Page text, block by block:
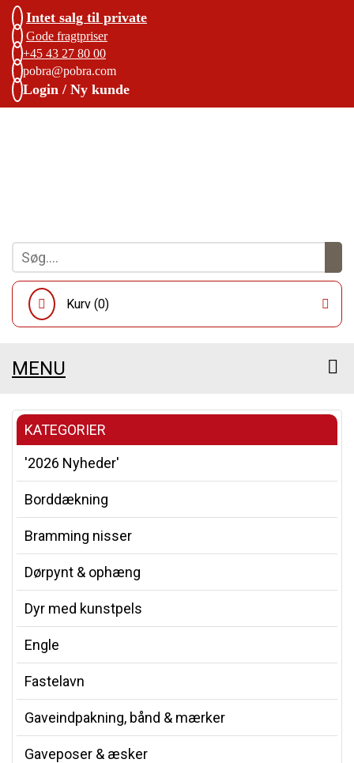
Intet salg til private
Gode fragtpriser
+45 43 27 80 00
pobra@pobra.com
Login / Ny kunde
Kurv (0)
MENU
KATEGORIER
'2026 Nyheder'
Borddækning
Bramming nisser
Dørpynt & ophæng
Dyr med kunstpels
Engle
Fastelavn
Gaveindpakning, bånd & mærker
Gaveposer & æsker